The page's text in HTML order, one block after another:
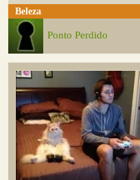
Beleza
Ponto Perdido